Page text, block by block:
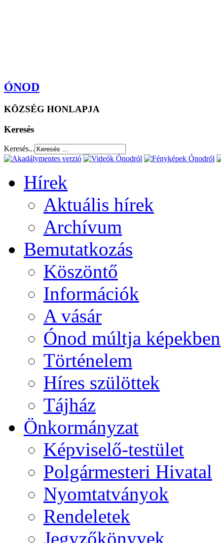
ÓNOD
KÖZSÉG HONLAPJA
Keresés
Keresés...
Hírek
Aktuális hírek
Archívum
Bemutatkozás
Köszöntő
Információk
A vásár
Ónod múltja képekben
Történelem
Híres szülöttek
Tájház
Önkormányzat
Képviselő-testület
Polgármesteri Hivatal
Nyomtatványok
Rendeletek
Jegyzőkönyvek